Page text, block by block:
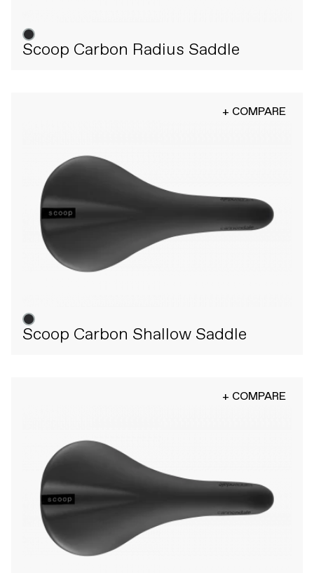
Scoop Carbon Radius Saddle
+ COMPARE
Scoop Carbon Shallow Saddle
+ COMPARE